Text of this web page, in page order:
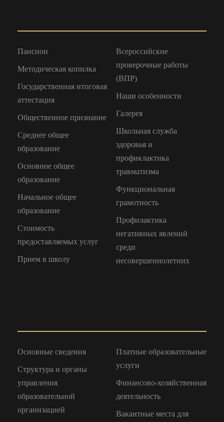
Пансион
Методическая копилка
Государственная итоговая
аттестация
Общественное признание
Среднее общее
образование
Основное общее
образование
Начальное общее
образование
Стоимость
предоставляемых услуг
Прием в школу
Всероссийские
проверочные работы
(ВПР)
Наши особенности
Галерея
Школьная служба
здоровья и
профиклактика
травматизма
Функциональная
грамотность
Профилактика
негативных явлений
среди
несовершеннолетних
Основные сведения
Структура и органы
управления
образовательной
организацией
Платные образовательные
услуги
Финансово-хозяйственная
деятельность
Вакантные места для